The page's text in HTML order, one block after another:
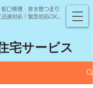
口修理・排水管つまり
速対応！緊急対応OK。
宅サービス